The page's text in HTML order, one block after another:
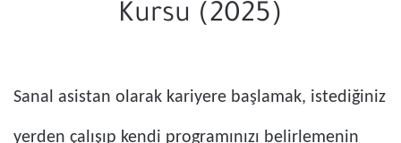
Kursu (2025)
Sanal asistan olarak kariyere başlamak, istediğiniz
yerden çalışıp kendi programınızı belirlemenin